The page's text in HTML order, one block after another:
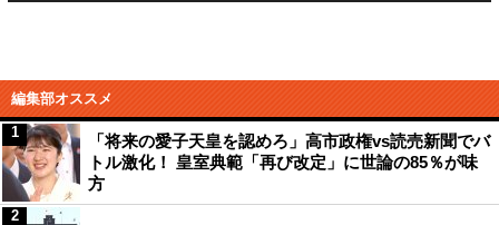
編集部オススメ
「将来の愛子天皇を認めろ」高市政権vs読売新聞でバ
トル激化！ 皇室典範「再び改定」に世論の85％が味
方
1
2